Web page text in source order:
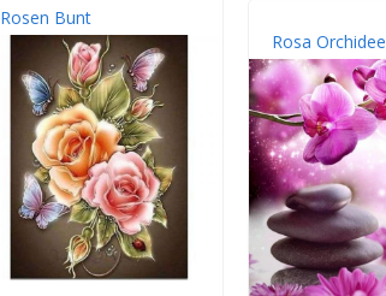
Rosen Bunt
Rosa Orchidee